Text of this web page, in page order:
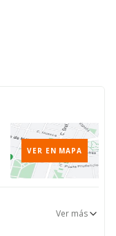
VER EN MAPA
Ver más